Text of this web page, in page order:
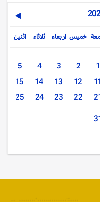
▶
اثنين ثلاثاء اربعاء خميس
1
2
3
4
5
11
12
13
14
15
21
22
23
24
25
31